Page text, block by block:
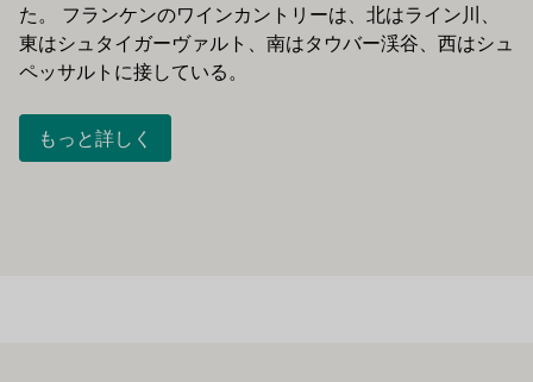
た。 フランケンのワインカントリーは、北はライン川、
東はシュタイガーヴァルト、南はタウバー渓谷、西はシュ
ペッサルトに接している。
もっと詳しく